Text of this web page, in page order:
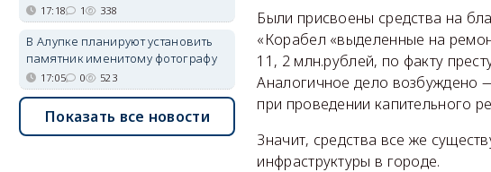
Были присвоены средства на
«Корабел «выделенные на
11, 2 млн.рублей, по факту
Аналогичное дело возбуждено
при проведении капительного
Значит, средства все же
инфраструктуры в городе.
17:18 1 338
В Алупке планируют установить
памятник именитому фотографу
17:05 0 523
Показать все новости